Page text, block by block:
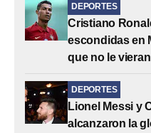
DEPORTES
Cristiano
escondidas en
que no le
DEPORTES
Lionel Messi y
alcanzaron la